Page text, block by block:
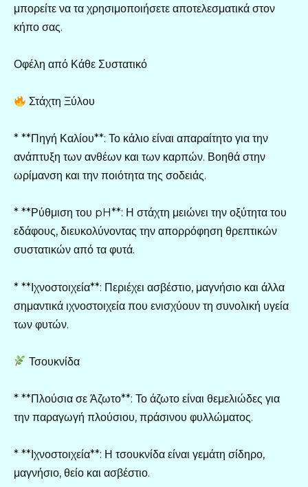
μπορείτε να τα χρησιμοποιήσετε αποτελεσματικά στον
κήπο σας.
Οφέλη από Κάθε Συστατικό
Στάχτη Ξύλου
* **Πηγή Καλίου**: Το κάλιο είναι απαραίτητο για την
ανάπτυξη των ανθέων και των καρπών. Βοηθά στην
ωρίμανση και την ποιότητα της σοδειάς.
* **Ρύθμιση του pH**: Η στάχτη μειώνει την οξύτητα του
εδάφους, διευκολύνοντας την απορρόφηση θρεπτικών
συστατικών από τα φυτά.
* **Ιχνοστοιχεία**: Περιέχει ασβέστιο, μαγνήσιο και άλλα
σημαντικά ιχνοστοιχεία που ενισχύουν τη συνολική υγεία
των φυτών.
Τσουκνίδα
* **Πλούσια σε Άζωτο**: Το άζωτο είναι θεμελιώδες για
την παραγωγή πλούσιου, πράσινου φυλλώματος.
* **Ιχνοστοιχεία**: Η τσουκνίδα είναι γεμάτη σίδηρο,
μαγνήσιο, θείο και ασβέστιο.